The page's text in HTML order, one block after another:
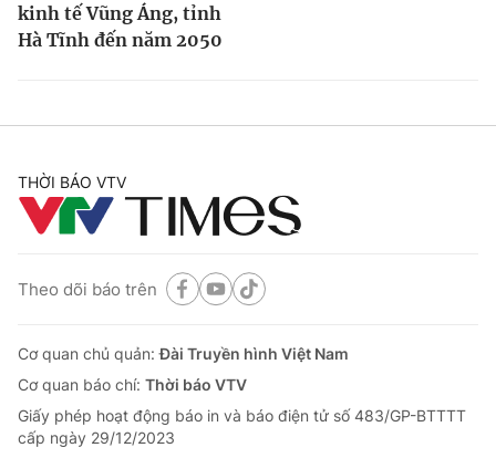
kinh tế Vũng Áng, tỉnh
Hà Tĩnh đến năm 2050
THỜI BÁO VTV
Theo dõi báo trên
Cơ quan chủ quản:Đài Truyền hình Việt Nam
Cơ quan báo chí: Thời báo VTV
Giấy phép hoạt động báo in và báo điện tử số 483/GP-BTTTT
cấp ngày 29/12/2023